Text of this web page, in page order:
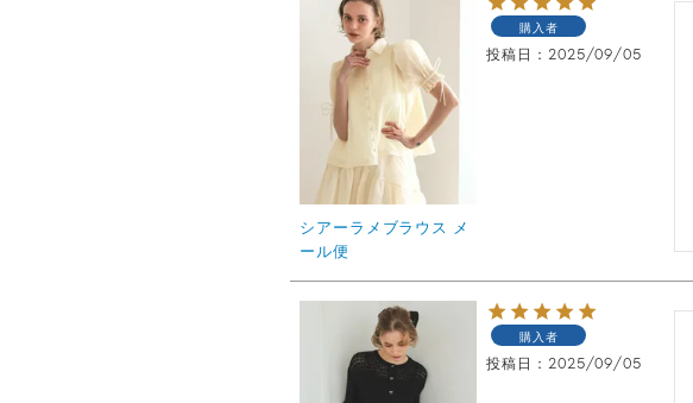
シアーラメブラウス メ
ール便
購入者
投稿日 2025/09/05
購入者
投稿日 2025/09/05